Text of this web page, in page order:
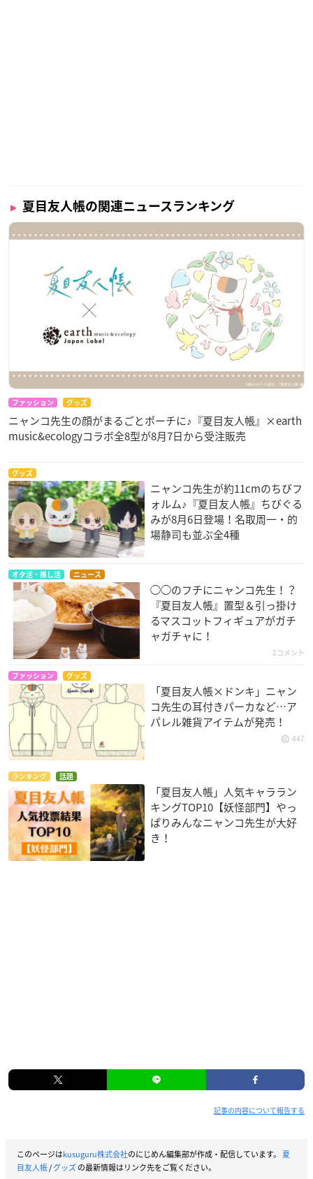
夏目友人帳の関連ニュースランキング
ファッション グッズ
ニャンコ先生の顔がまるごとポーチに♪『夏目友人帳』×earth
music&ecologyコラボ全8型が8月7日から受注販売
グッズ
ニャンコ先生が約11cmのちびフ
ォルム♪『夏目友人帳』ちびぐる
みが8月6日登場！名取周一・的
場静司も並ぶ全4種
オタ活・推し活 ニュース
◯◯のフチにニャンコ先生！？
『夏目友人帳』置型＆引っ掛け
るマスコットフィギュアがガチ
ャガチャに！
2コメント
ファッション グッズ
「夏目友人帳×ドンキ」ニャン
コ先生の耳付きパーカなど…ア
パレル雑貨アイテムが発売！
447
ランキング 話題
「夏目友人帳」人気キャララン
キングTOP10【妖怪部門】やっ
ぱりみんなニャンコ先生が大好
き！
記事の内容について報告する
このページはkusuguru株式会社のにじめん編集部が作成・配信しています。 夏
目友人帳/グッズの最新情報はリンク先をご覧ください。